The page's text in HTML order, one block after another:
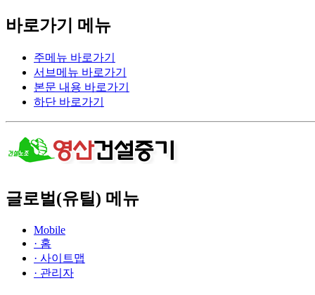
바로가기 메뉴
주메뉴 바로가기
서브메뉴 바로가기
본문 내용 바로가기
하단 바로가기
글로벌(유틸) 메뉴
Mobile
· 홈
· 사이트맵
· 관리자